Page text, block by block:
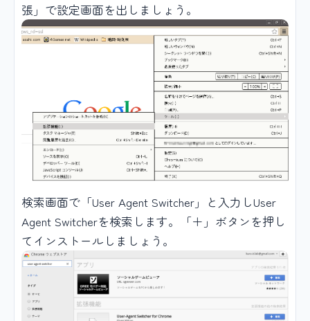
張」で設定画面を出しましょう。
検索画面で「User Agent Switcher」と入力しUser
Agent Switcherを検索します。「＋」ボタンを押し
てインストールしましょう。